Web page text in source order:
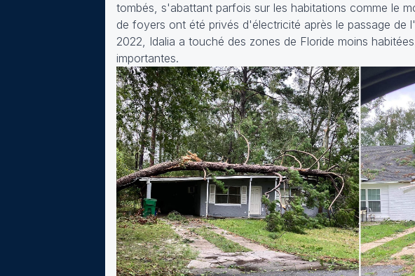
tombés, s'abattant parfois sur les habitations comme le
de foyers ont été privés d'électricité après le passage
2022, Idalia a touché des zones de Floride moins
importantes.